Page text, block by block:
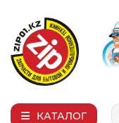
КАТАЛОГ
Выбор города
Алма-Ата
Актау